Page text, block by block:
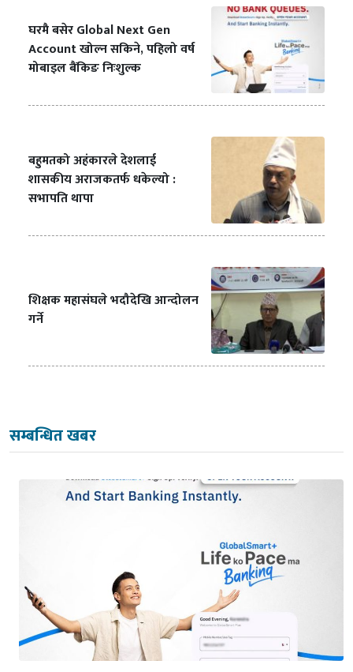
घरमै बसेर Global Next Gen
Account खोल्न सकिने, पहिलो वर्ष
मोबाइल बैंकिङ निःशुल्क
बहुमतको अहंकारले देशलाई
शासकीय अराजकतर्फ धकेल्यो :
सभापति थापा
शिक्षक महासंघले भदौदेखि आन्दोलन
गर्ने
सम्बन्धित खबर